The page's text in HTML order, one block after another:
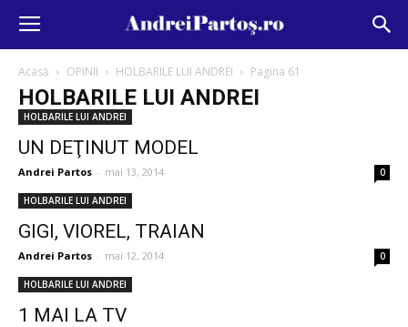
Acasă OPINII HOLBARILE LUI ANDREI Pagina 61
HOLBARILE LUI ANDREI
HOLBARILE LUI ANDREI
UN DEŢINUT MODEL
Andrei Partos - mai 13, 2014 0
HOLBARILE LUI ANDREI
GIGI, VIOREL, TRAIAN
Andrei Partos - mai 12, 2014 0
HOLBARILE LUI ANDREI
1 MAI LA TV